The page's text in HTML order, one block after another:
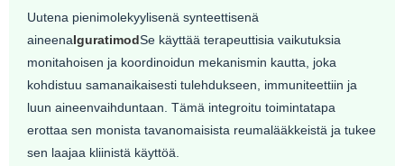
Uutena pienimolekyylisenä synteettisenä
aineenaIguratimodSe käyttää terapeuttisia vaikutuksia
monitahoisen ja koordinoidun mekanismin kautta, joka
kohdistuu samanaikaisesti tulehdukseen, immuniteettiin ja
luun aineenvaihduntaan. Tämä integroitu toimintatapa
erottaa sen monista tavanomaisista reumalääkkeistä ja tukee
sen laajaa kliinistä käyttöä.